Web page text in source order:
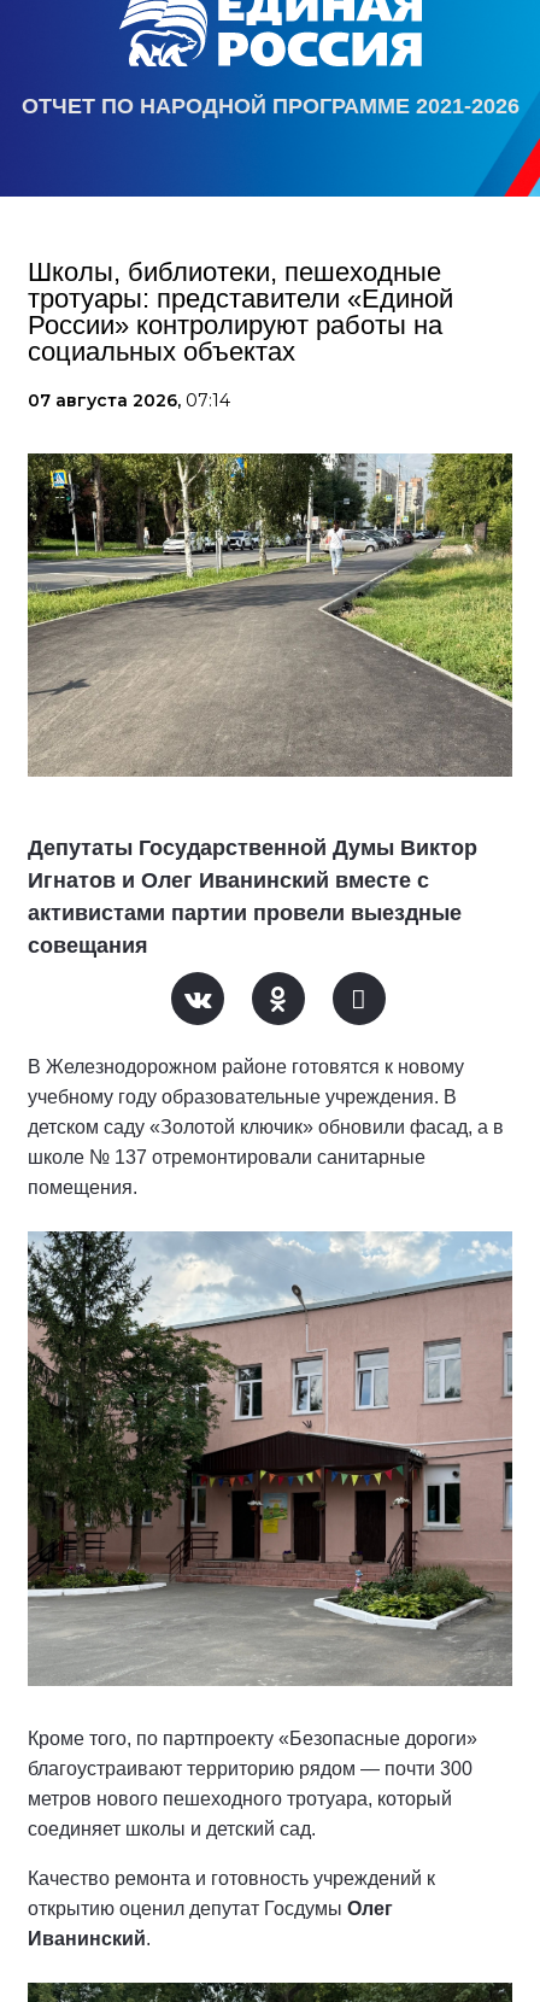
ОТЧЕТ ПО НАРОДНОЙ ПРОГРАММЕ 2021-2026
Школы, библиотеки, пешеходные
тротуары: представители «Единой
России» контролируют работы на
социальных объектах
07 августа 2026, 07:14
Депутаты Государственной Думы Виктор
Игнатов и Олег Иванинский вместе с
активистами партии провели выездные
совещания
В Железнодорожном районе готовятся к новому
учебному году образовательные учреждения. В
детском саду «Золотой ключик» обновили фасад, а в
школе № 137 отремонтировали санитарные
помещения.
Кроме того, по партпроекту «Безопасные дороги»
благоустраивают территорию рядом — почти 300
метров нового пешеходного тротуара, который
соединяет школы и детский сад.
Качество ремонта и готовность учреждений к
открытию оценил депутат Госдумы Олег
Иванинский.